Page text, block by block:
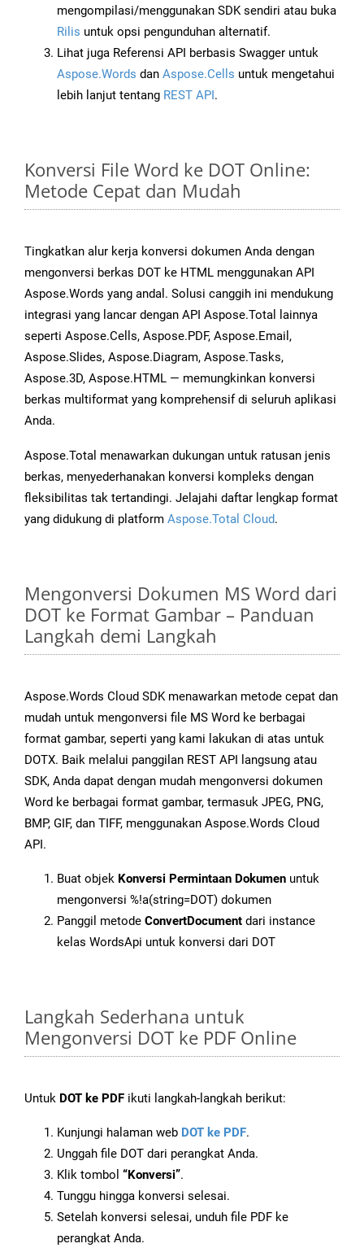
mengompilasi/menggunakan SDK sendiri atau buka
Rilis untuk opsi pengunduhan alternatif.
Lihat juga Referensi API berbasis Swagger untuk
Aspose.Words dan Aspose.Cells untuk mengetahui
lebih lanjut tentang REST API.
Konversi File Word ke DOT Online:
Metode Cepat dan Mudah
Tingkatkan alur kerja konversi dokumen Anda dengan
mengonversi berkas DOT ke HTML menggunakan API
Aspose.Words yang andal. Solusi canggih ini mendukung
integrasi yang lancar dengan API Aspose.Total lainnya
seperti Aspose.Cells, Aspose.PDF, Aspose.Email,
Aspose.Slides, Aspose.Diagram, Aspose.Tasks,
Aspose.3D, Aspose.HTML — memungkinkan konversi
berkas multiformat yang komprehensif di seluruh aplikasi
Anda.
Aspose.Total menawarkan dukungan untuk ratusan jenis
berkas, menyederhanakan konversi kompleks dengan
fleksibilitas tak tertandingi. Jelajahi daftar lengkap format
yang didukung di platform Aspose.Total Cloud.
Mengonversi Dokumen MS Word dari
DOT ke Format Gambar – Panduan
Langkah demi Langkah
Aspose.Words Cloud SDK menawarkan metode cepat dan
mudah untuk mengonversi file MS Word ke berbagai
format gambar, seperti yang kami lakukan di atas untuk
DOTX. Baik melalui panggilan REST API langsung atau
SDK, Anda dapat dengan mudah mengonversi dokumen
Word ke berbagai format gambar, termasuk JPEG, PNG,
BMP, GIF, dan TIFF, menggunakan Aspose.Words Cloud
API.
Buat objek Konversi Permintaan Dokumen untuk
mengonversi %!a(string=DOT) dokumen
Panggil metode ConvertDocument dari instance
kelas WordsApi untuk konversi dari DOT
Langkah Sederhana untuk
Mengonversi DOT ke PDF Online
Untuk DOT ke PDF ikuti langkah-langkah berikut:
Kunjungi halaman web DOT ke PDF.
Unggah file DOT dari perangkat Anda.
Klik tombol “Konversi”.
Tunggu hingga konversi selesai.
Setelah konversi selesai, unduh file PDF ke
perangkat Anda.